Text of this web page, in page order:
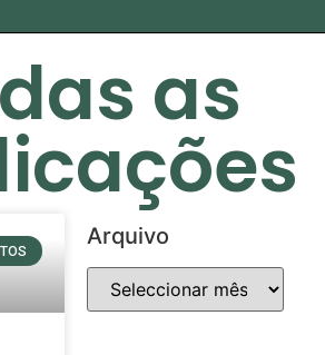
as
Arquivo